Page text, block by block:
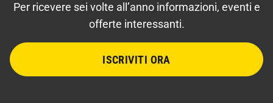
Per ricevere sei volte all’anno informazioni, eventi e
offerte interessanti.
ISCRIVITI ORA